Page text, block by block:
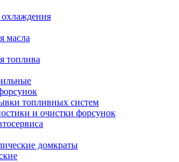
охлаждения
масла
топлива
топливных систем
и очистки форсунок
домкраты